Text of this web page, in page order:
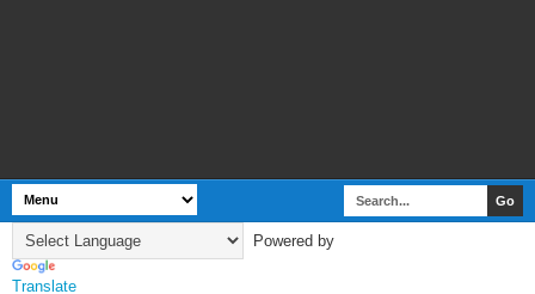
Powered by
Translate